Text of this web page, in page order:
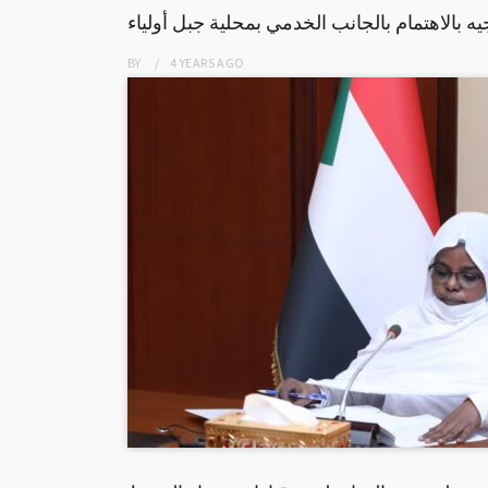
بالاهتمام بالجانب الخدمي بمحلية جبل أولياء
BY 4 YEARSAGO